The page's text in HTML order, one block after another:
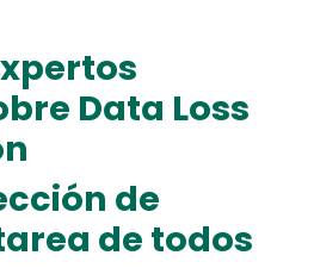
Data Loss
de
de todos